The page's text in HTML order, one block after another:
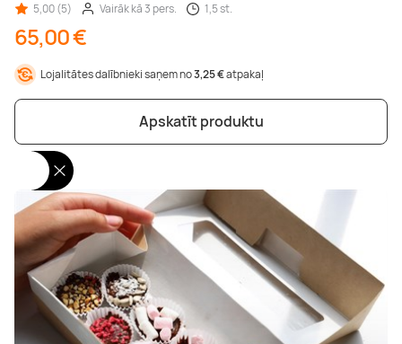
5,00 (5)
Vairāk kā 3 pers. 1,5 st.
65,00 €
Lojalitātes dalībnieki saņem no3,25 €atpakaļ
Apskatīt produktu